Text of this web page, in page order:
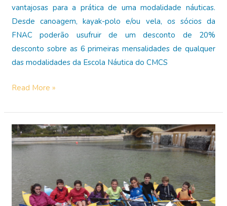
vantajosas para a prática de uma modalidade náuticas.
Desde canoagem, kayak-polo e/ou vela, os sócios da
FNAC poderão usufruir de um desconto de 20%
desconto sobre as 6 primeiras mensalidades de qualquer
das modalidades da Escola Náutica do CMCS
20%
—
A
Fnac
agora
o
novo
Read More »